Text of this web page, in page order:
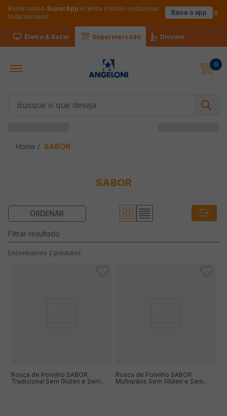
Baixe nosso SuperApp e tenha ofertas exclusivas
toda semana!
Baixe o app
Eletro & Bazar Supermercado Divvino
0
SABOR
SABOR
2 produtos
Rosca de Polvilho SABOR
Tradicional Sem Glúten e Sem
Rosca de Polvilho SABOR
Multigrãos Sem Glúten e Sem